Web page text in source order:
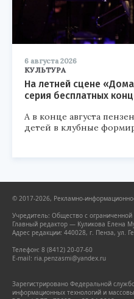
6 августа 2026
КУЛЬТУРА
На летней сцене
серия бесплатных
А в конце августа
детей в клубные
© 2017-2026, Рекламно-
Учредитель: Общество с
Главный редактор — Куликова Елена
Адрес редакции: 440028, г. Пенза, ул.
Телефон: 8 (8412) 20-07-60
E-mail: ria.penzasmi@yandex.ru
Зарегистрировано Федеральной
информационных технологий и